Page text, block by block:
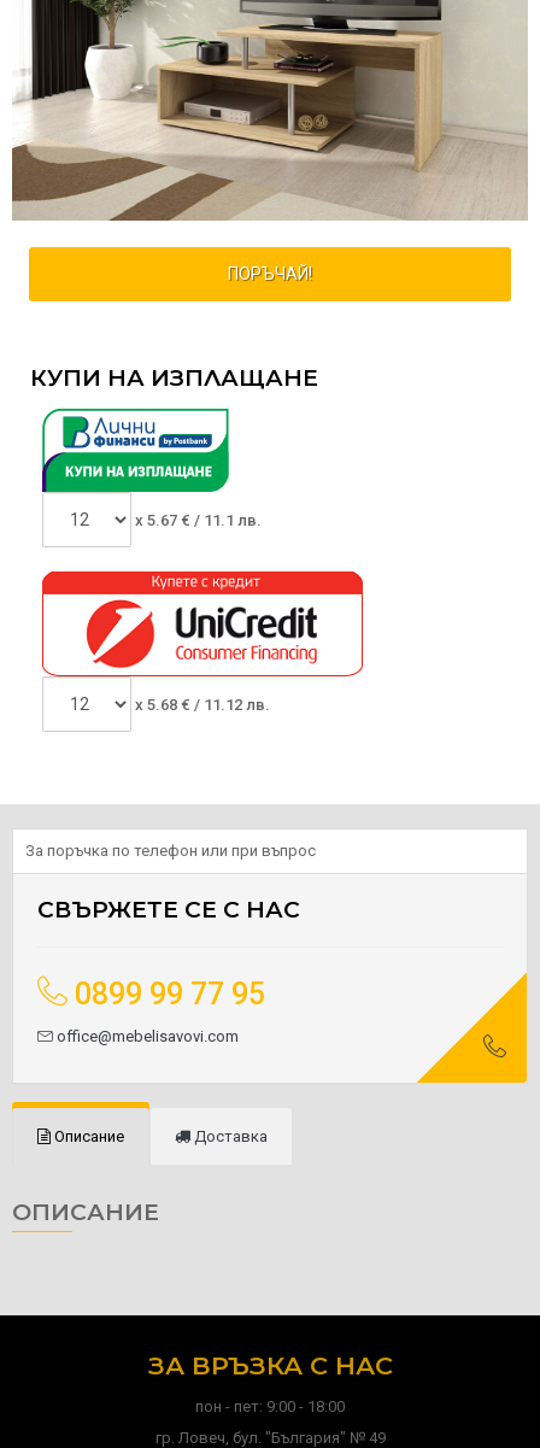
ПОРЪЧАЙ!
КУПИ НА ИЗПЛАЩАНЕ
x 5.67 € / 11.1 лв.
x 5.68 € / 11.12 лв.
За поръчка по телефон или при въпрос
СВЪРЖЕТЕ СЕ С НАС
0899 99 77 95
office@mebelisavovi.com
Описание Доставка
ОПИСАНИЕ
ЗА ВРЪЗКА С НАС
пон - пет: 9:00 - 18:00
гр. Ловеч, бул. "България" № 49